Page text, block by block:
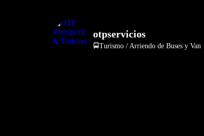
otpservicios
🚍Turismo / Arriendo de Buses y Van